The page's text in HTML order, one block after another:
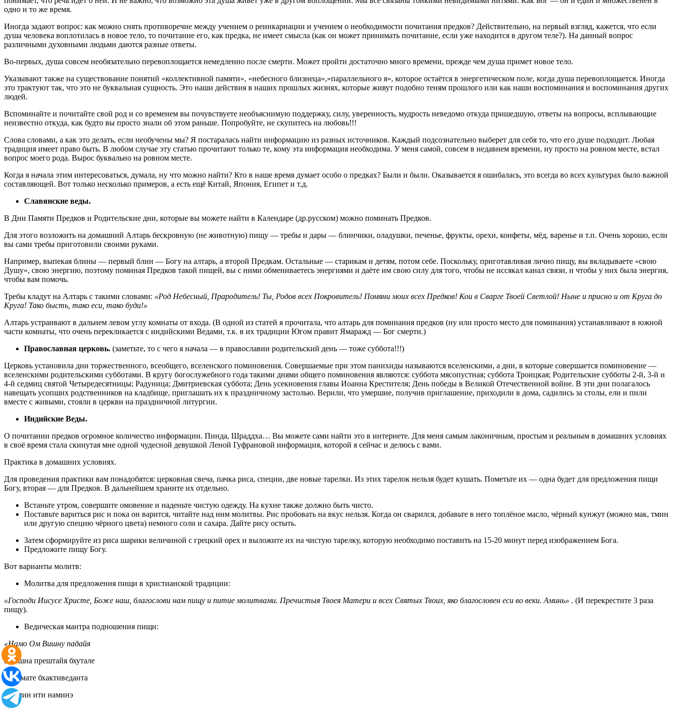
одно и то же время.
Иногда задают вопрос: как можно снять противоречие между учением о реинкарнации и учением о необходимости почитания предков? Действительно, на первый взгляд, кажется, что если
душа человека воплотилась в новое тело, то почитание его, как предка, не имеет смысла (как он может принимать почитание, если уже находится в другом теле?). На данный вопрос
различными духовными людьми даются разные ответы.
Во-первых, душа совсем необязательно перевоплощается немедленно после смерти. Может пройти достаточно много времени, прежде чем душа примет новое тело.
Указывают также на существование понятий «коллективной памяти», «небесного близнеца»,»параллельного я», которое остаётся в энергетическом поле, когда душа перевоплощается. Иногда
это трактуют так, что это не буквальная сущность. Это наши действия в наших прошлых жизнях, которые живут подобно теням прошлого или как наши воспоминания и воспоминания других
людей.
Вспоминайте и почитайте свой род и со временем вы почувствуете необъяснимую поддержку, силу, уверенность, мудрость неведомо откуда пришедшую, ответы на вопросы, всплывающие
неизвестно откуда, как будто вы просто знали об этом раньше. Попробуйте, не скупитесь на любовь!!!
Слова словами, а как это делать, если необучены мы? Я постаралась найти информацию из разных источников. Каждый подсознательно выберет для себя то, что его душе подходит. Любая
традиция имеет право быть. В любом случае эту статью прочитают только те, кому эта информация необходима. У меня самой, совсем в недавнем времени, ну просто на ровном месте, встал
вопрос моего рода. Вырос буквально на ровном месте.
Когда я начала этим интересоваться, думала, ну что можно найти? Кто в наше время думает особо о предках? Были и были. Оказывается я ошибалась, это всегда во всех культурах было важной
составляющей. Вот только несколько примеров, а есть ещё Китай, Япония, Египет и т.д.
Славянские веды.
В Дни Памяти Предков и Родительские дни, которые вы можете найти в Календаре (др.русском) можно поминать Предков.
Для этого возложить на домашний Алтарь бескровную (не животную) пищу — требы и дары — блинчики, оладушки, печенье, фрукты, орехи, конфеты, мёд, варенье и т.п. Очень хорошо, если
вы сами требы приготовили своими руками.
Например, выпекая блины — первый блин — Богу на алтарь, а второй Предкам. Остальные — старикам и детям, потом себе. Поскольку, приготавливая лично пищу, вы вкладываете «свою
Душу», свою энергию, поэтому поминая Предков такой пищей, вы с ними обмениваетесь энергиями и даёте им свою силу для того, чтобы не иссякал канал связи, и чтобы у них была энергия,
чтобы вам помочь.
Требы кладут на Алтарь с такими словами: «Род Небесный, Прародитель! Ты, Родов всех Покровитель! Помяни моих всех Предков! Кои в Сварге Твоей Светлой! Ныне и присно и от Круга до
Круга! Тако бысть, тако еси, тако буди!»
Алтарь устраивают в дальнем левом углу комнаты от входа. (В одной из статей я прочитала, что алтарь для поминания предков (ну или просто место для поминания) устанавливают в южной
части комнаты, что очень перекликается с индийскими Ведами, т.к. в их традиции Югом правит Ямаражд — Бог смерти.)
Православная церковь. (заметьте, то с чего я начала — в православии родительский день — тоже суббота!!!)
Церковь установила дни торжественного, всеобщего, вселенского поминовения. Совершаемые при этом панихиды называются вселенскими, а дни, в которые совершается поминовение —
вселенскими родительскими субботами. В кругу богослужебного года такими днями общего поминовения являются: суббота мясопустная; суббота Троицкая; Родительские субботы 2-й, 3-й и
4-й седмиц святой Четыредесятницы; Радуница; Дмитриевская суббота; День усекновения главы Иоанна Крестителя; День победы в Великой Отечественной войне. В эти дни полагалось
навещать усопших родственников на кладбище, приглашать их к праздничному застолью. Верили, что умершие, получив приглашение, приходили в дома, садились за столы, ели и пили
вместе с живыми, стояли в церкви на праздничной литургии.
Индийские Веды.
О почитании предков огромное количество информации. Пинда, Шраддха… Вы можете сами найти это в интернете. Для меня самым лаконичным, простым и реальным в домашних условиях
в своё время стала скинутая мне одной чудесной девушкой Леной Гуфрановой информация, которой я сейчас и делюсь с вами.
Практика в домашних условиях.
Для проведения практики вам понадобятся: церковная свеча, пачка риса, специи, две новые тарелки. Из этих тарелок нельзя будет кушать. Пометьте их — одна будет для предложения пищи
Богу, вторая — для Предков. В дальнейшем храните их отдельно.
Встаньте утром, совершите омовение и наденьте чистую одежду. На кухне также должно быть чисто.
Поставьте вариться рис и пока он варится, читайте над ним молитвы. Рис пробовать на вкус нельзя. Когда он сварился, добавьте в него топлёное масло, чёрный кунжут (можно мак, тмин
или другую специю чёрного цвета) немного соли и сахара. Дайте рису остыть.
Затем сформируйте из риса шарики величиной с грецкий орех и выложите их на чистую тарелку, которую необходимо поставить на 15-20 минут перед изображением Бога.
Предложите пищу Богу.
Вот варианты молитв:
Молитва для предложения пищи в христианской традиции:
«Господи Иисусе Христе, Боже наш, благослови нам пищу и питие молитвами. Пречистыя Твоея Матери и всех Святых Твоих, яко благословен еси во веки. Аминь» . (И перекрестите 3 раза
пищу).
Ведическая мантра подношения пищи:
«Намо Ом Вишну падайя
Кришна прештайя бхутале
Шримате бхактиведанта
Свамин ити наминэ